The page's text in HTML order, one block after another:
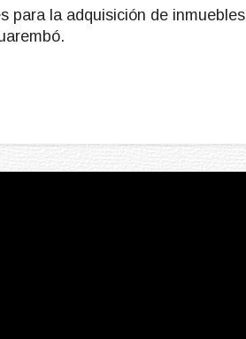
para la adquisición de inmuebles